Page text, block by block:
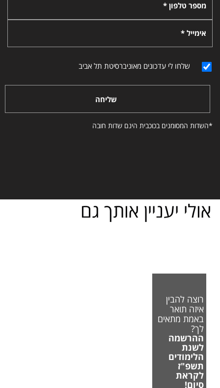
מספר טלפון *
אימייל *
שלחו לי עדכונים מאוניברסיטת תל אביב
שליחה
*השדות המסומנים בכוכבית הינם שדות חובה
אולי יעניין אותך גם
רוצה להבין
איזה תואר
באמת מתאים
לך?
ההרשמה
לשנת
הלימודים
תשפ"ז
לקראת
סיום!